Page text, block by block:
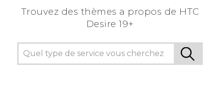
Trouvez des thèmes a propos de ‎HTC
Desire 19+‎